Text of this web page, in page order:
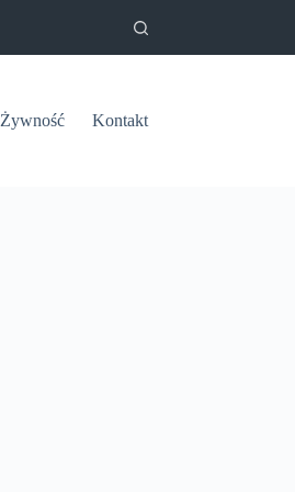
Żywność Kontakt